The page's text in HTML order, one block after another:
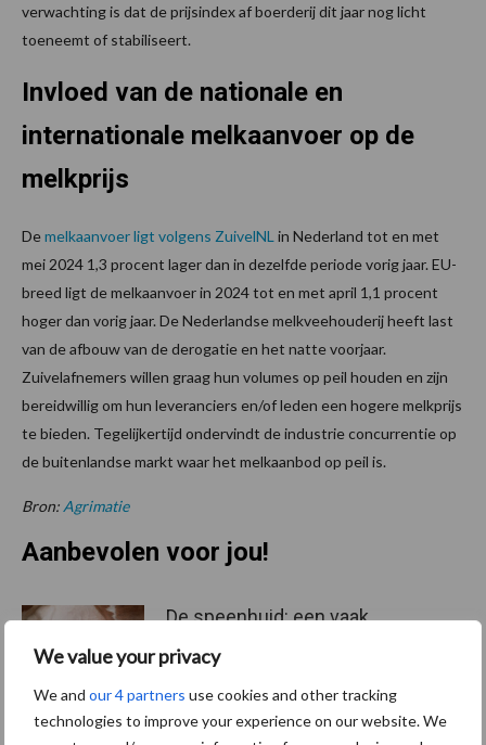
We value your privacy
We and our 4 partners use cookies and other tracking
technologies to improve your experience on our website. We
verwachting is dat de prijsindex af boerderij dit jaar nog licht
toeneemt of stabiliseert.
Invloed van de nationale en
internationale melkaanvoer op de
melkprijs
Demelkaanvoer ligt volgens ZuivelNL in Nederland tot en met
mei 2024 1,3 procent lager dan in dezelfde periode vorig jaar. EU-
breed ligt de melkaanvoer in 2024 tot en met april 1,1 procent
hoger dan vorig jaar. De Nederlandse melkveehouderij heeft last
van de afbouw van de derogatie en het natte voorjaar.
Zuivelafnemers willen graag hun volumes op peil houden en zijn
bereidwillig om hun leveranciers en/of leden een hogere melkprijs
te bieden. Tegelijkertijd ondervindt de industrie concurrentie op
de buitenlandse markt waar het melkaanbod op peil is.
Bron: Agrimatie
Aanbevolen voor jou!
De speenhuid: een vaak
voor mastitis